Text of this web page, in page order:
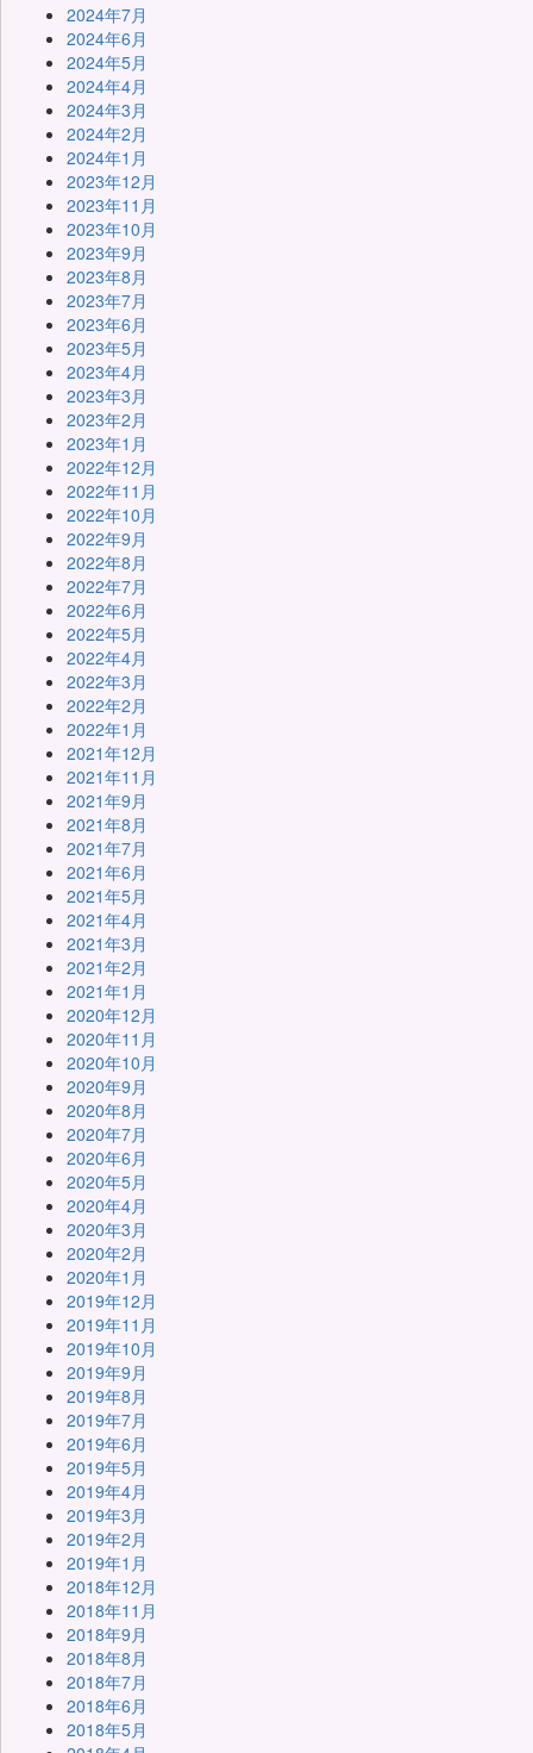
2024年7月
2024年6月
2024年5月
2024年4月
2024年3月
2024年2月
2024年1月
2023年12月
2023年11月
2023年10月
2023年9月
2023年8月
2023年7月
2023年6月
2023年5月
2023年4月
2023年3月
2023年2月
2023年1月
2022年12月
2022年11月
2022年10月
2022年9月
2022年8月
2022年7月
2022年6月
2022年5月
2022年4月
2022年3月
2022年2月
2022年1月
2021年12月
2021年11月
2021年9月
2021年8月
2021年7月
2021年6月
2021年5月
2021年4月
2021年3月
2021年2月
2021年1月
2020年12月
2020年11月
2020年10月
2020年9月
2020年8月
2020年7月
2020年6月
2020年5月
2020年4月
2020年3月
2020年2月
2020年1月
2019年12月
2019年11月
2019年10月
2019年9月
2019年8月
2019年7月
2019年6月
2019年5月
2019年4月
2019年3月
2019年2月
2019年1月
2018年12月
2018年11月
2018年9月
2018年8月
2018年7月
2018年6月
2018年5月